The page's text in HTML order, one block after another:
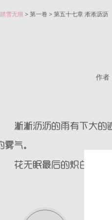
踏雪无痕 > 第一卷 > 第五十七章 淅淅沥沥
作者